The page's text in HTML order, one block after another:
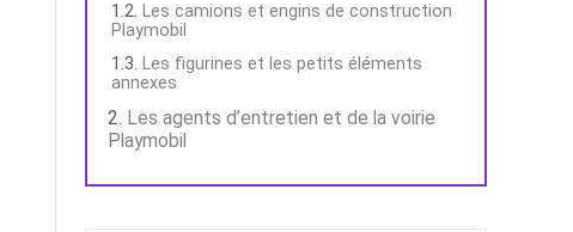
Les camions et engins de construction
Playmobil
Les figurines et les petits éléments
annexes
Les agents d’entretien et de la voirie
Playmobil